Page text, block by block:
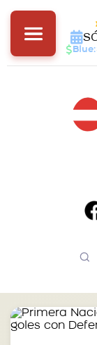
Blue: